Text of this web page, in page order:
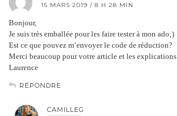
15 MARS 2019 / 8 H 28 MIN
Bonjour,
Je suis très emballée pour les faire tester à mon ado;)
Est ce que pouvez m’envoyer le code de réduction?
Merci beaucoup pour votre article et les explications
Laurence
RÉPONDRE
CAMILLEG